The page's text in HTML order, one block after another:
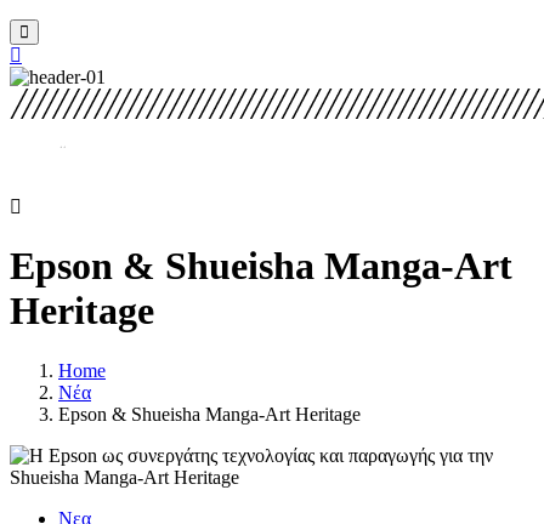
Epson & Shueisha Manga-Art
Heritage
Home
Νέα
Epson & Shueisha Manga-Art Heritage
Νεα